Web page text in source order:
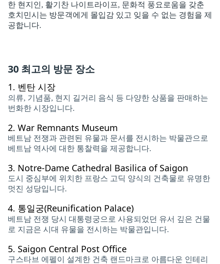
한 현지인, 활기찬 나이트라이프, 문화적 풍요로움을 갖춘
호치민시는 방문객에게 몰입감 있고 잊을 수 없는 경험을 제
공합니다.
30 최고의 방문 장소
1. 벤탄 시장
의류, 기념품, 현지 길거리 음식 등 다양한 상품을 판매하는
번화한 시장입니다.
2. War Remnants Museum
베트남 전쟁과 관련된 유물과 문서를 전시하는 박물관으로
베트남 역사에 대한 통찰력을 제공합니다.
3. Notre-Dame Cathedral Basilica of Saigon
도시 중심부에 위치한 프랑스 고딕 양식의 건축물로 유명한
멋진 성당입니다.
4. 통일궁(Reunification Palace)
베트남 전쟁 당시 대통령궁으로 사용되었던 유서 깊은 건물
로 지금은 시대 유물을 전시하는 박물관입니다.
5. Saigon Central Post Office
구스타브 에펠이 설계한 건축 랜드마크로 아름다운 인테리